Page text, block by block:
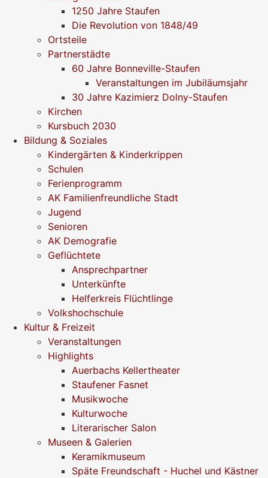
1250 Jahre Staufen
Die Revolution von 1848/49
Ortsteile
Partnerstädte
60 Jahre Bonneville-Staufen
Veranstaltungen im Jubiläumsjahr
30 Jahre Kazimierz Dolny-Staufen
Kirchen
Kursbuch 2030
Bildung & Soziales
Kindergärten & Kinderkrippen
Schulen
Ferienprogramm
AK Familienfreundliche Stadt
Jugend
Senioren
AK Demografie
Geflüchtete
Ansprechpartner
Unterkünfte
Helferkreis Flüchtlinge
Volkshochschule
Kultur & Freizeit
Veranstaltungen
Highlights
Auerbachs Kellertheater
Staufener Fasnet
Musikwoche
Kulturwoche
Literarischer Salon
Museen & Galerien
Keramikmuseum
Späte Freundschaft - Huchel und Kästner